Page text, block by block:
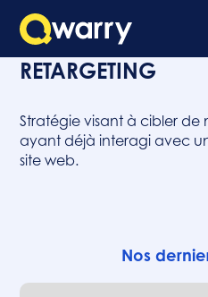
RETARGETING
Stratégie visant à cibler de
ayant déjà interagi avec
site web.
Nos